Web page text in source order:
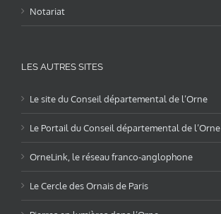
Notariat
LES AUTRES SITES
Le site du Conseil départemental de l’Orne
Le Portail du Conseil départemental de l’Orne
OrneLink, le réseau franco-anglophone
Le Cercle des Ornais de Paris